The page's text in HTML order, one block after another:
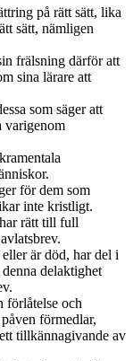
på rätt sätt, lika
sätt, nämligen
frälsning därför att
sina lärare att
som säger att
varigenom
för dem som
inte kristligt.
rätt till full
är död, har del i
delaktighet
förlåtelse och
förmedlar,
tillkännagivande av